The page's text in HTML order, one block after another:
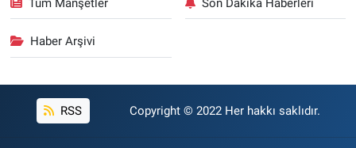
Haber Arşivi
RSS Copyright © 2022 Her hakkı saklıdır.